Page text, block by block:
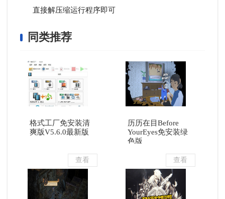
直接解压缩运行程序即可
同类推荐
格式工厂免安装清
爽版V5.6.0最新版
查看
历历在目Before
YourEyes免安装绿
色版
查看